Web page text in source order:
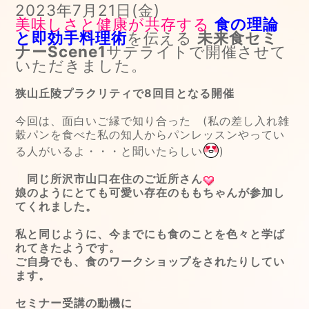
2023年7月21日(金)
美味しさと健康が共存する 食の理論
と即効手料理術を伝える 未来食セミ
ナーScene1サテライトで開催させて
いただきました。
狭山丘陵プラクリティで8回目となる開催
今回は、面白いご縁で知り合った (私の差し入れ雑
穀パンを食べた私の知人からパンレッスンやってい
る人がいるよ・・・と聞いたらしい
)
同じ所沢市山口在住のご近所さん
娘のようにとても可愛い存在のももちゃんが参加し
てくれました。
私と同じように、今までにも食のことを色々と学ば
れてきたようです。
ご自身でも、食のワークショップをされたりしてい
ます。
セミナー受講の動機に